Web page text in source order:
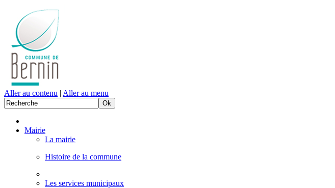
Aller au contenu | Aller au menu
Mairie
La mairie
Histoire de la commune
Les services municipaux